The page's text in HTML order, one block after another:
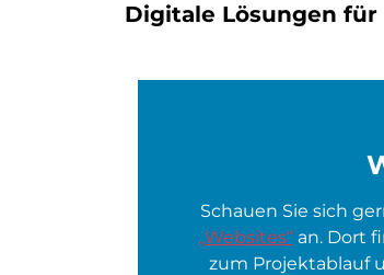
Digitale Lösungen
Schauen Sie sich
„Websites“an. Dort
zum Projektablauf